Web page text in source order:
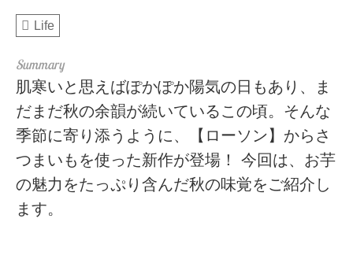
Life
肌寒いと思えばぽかぽか陽気の日もあり、ま
だまだ秋の余韻が続いているこの頃。そんな
季節に寄り添うように、【ローソン】からさ
つまいもを使った新作が登場！ 今回は、お芋
の魅力をたっぷり含んだ秋の味覚をご紹介し
ます。